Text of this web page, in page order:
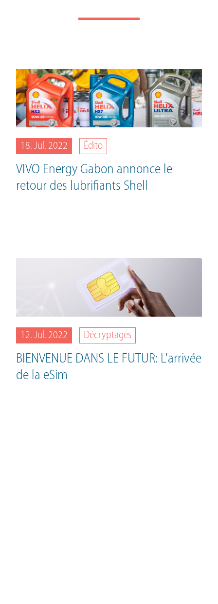
18. Jul. 2022 Édito
VIVO Energy Gabon annonce le
retour des lubrifiants Shell
12. Jul. 2022 Décryptages
BIENVENUE DANS LE FUTUR: L'arrivée
de la eSim